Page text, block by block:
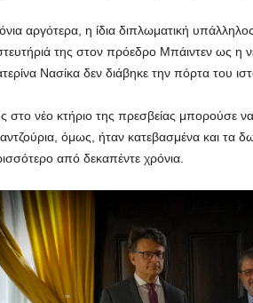
αργότερα, η ίδια διπλωματική
της στον πρόεδρο Μπάιντεν ως
Νασίκα δεν διάβηκε την πόρτα του
στο νέο κτήριο της πρεσβείας μπορούσε να
όμως, ήταν κατεβασμένα και τα
από δεκαπέντε χρόνια.